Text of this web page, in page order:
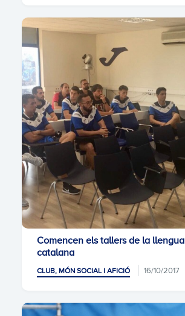
Comencen els tallers de la llengua
catalana
CLUB, MÓN SOCIAL I AFICIÓ 16/10/2017